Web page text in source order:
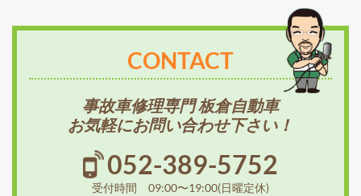
CONTACT
事故車修理専門 板倉自動車
お気軽にお問い合わせ下さい！
052-389-5752
受付時間 09:00〜19:00(日曜定休)